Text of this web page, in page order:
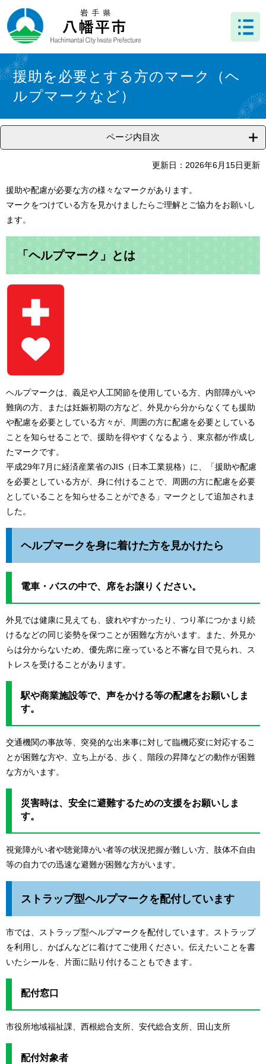
ー
ジ
先
頭
で
ニ
ュ
を
飛
ば
本
文
文 援助を必要とする方のマーク（ヘ
ルプマークなど）
ページ内目次
更新日：2026年6月15日更新
援助や配慮が必要な方の様々なマークがあります。
マークをつけている方を見かけましたらご理解とご協力をお願いし
ます。
「ヘルプマーク」とは
ヘルプマークは、義足や人工関節を使用している方、内部障がいや
難病の方、または妊娠初期の方など、外見から分からなくても援助
や配慮を必要としている方々が、周囲の方に配慮を必要としている
ことを知らせることで、援助を得やすくなるよう、東京都が作成し
たマークです。
平成29年7月に経済産業省のJIS（日本工業規格）に、「援助や配慮
を必要としている方が、身に付けることで、周囲の方に配慮を必要
としていることを知らせることができる」マークとして追加されま
した。
ヘルプマークを身に着けた方を見かけたら
電車・バスの中で、席をお譲りください。
外見では健康に見えても、疲れやすかったり、つり革につかまり続
けるなどの同じ姿勢を保つことが困難な方がいます。また、外見か
らは分からないため、優先席に座っていると不審な目で見られ、ス
トレスを受けることがあります。
駅や商業施設等で、声をかける等の配慮をお願いしま
す。
交通機関の事故等、突発的な出来事に対して臨機応変に対応するこ
とが困難な方や、立ち上がる、歩く、階段の昇降などの動作が困難
な方がいます。
災害時は、安全に避難するための支援をお願いしま
す。
視覚障がい者や聴覚障がい者等の状況把握が難しい方、肢体不自由
等の自力での迅速な避難が困難な方がいます。
ストラップ型ヘルプマークを配付しています
市では、ストラップ型ヘルプマークを配付しています。ストラップ
を利用し、かばんなどに着けてご使用ください。伝えたいことを書
いたシールを、片面に貼り付けることもできます。
配付窓口
市役所地域福祉課、西根総合支所、安代総合支所、田山支所
配付対象者